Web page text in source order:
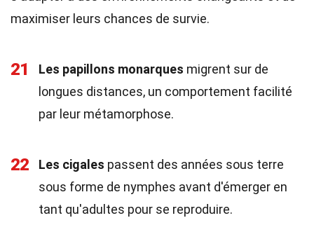
maximiser leurs chances de survie.
21 Les papillons monarques migrent sur de
longues distances, un comportement facilité
par leur métamorphose.
22 Les cigales passent des années sous terre
sous forme de nymphes avant d'émerger en
tant qu'adultes pour se reproduire.